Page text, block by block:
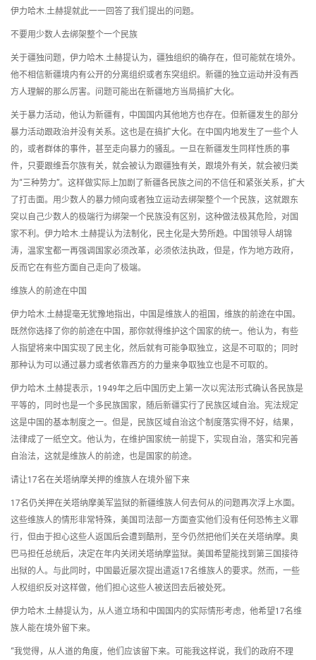
伊力哈木.土赫提就此一一回答了我们提出的问题。
不要用少数人去绑架整个一个民族
关于疆独问题，伊力哈木.土赫提认为，疆独组织的确存在，但可能就在境外。
他不相信新疆境内有公开的分离组织或者东突组织。新疆的独立运动并没有西
方人理解的那么厉害。问题可能出在新疆地方当局搞扩大化。
关于暴力活动，他认为新疆有，中国国内其他地方也存在。但新疆发生的部分
暴力活动跟政治并没有关系。这也是在搞扩大化。在中国内地发生了一些个人
的，或者群体的事件，甚至走向暴力的骚乱。一旦在新疆发生同样性质的事
件，只要跟维吾尔族有关，就会被认为跟疆独有关，跟境外有关，就会被归类
为“三种势力”。这样做实际上加剧了新疆各民族之间的不信任和紧张关系，扩大
了打击面。用少数人的暴力倾向或者独立运动去绑架整个一个民族，这就跟东
突以自己少数人的极端行为绑架一个民族没有区别，这种做法极其危险，对国
家不利。伊力哈木.土赫提认为法制化，民主化是大势所趋。中国领导人胡锦
涛，温家宝都一再强调国家必须改革，必须依法执政，但是，作为地方政府，
反而它在有些方面自己走向了极端。
维族人的前途在中国
伊力哈木.土赫提毫无犹豫地指出，中国是维族人的祖国，维族的前途在中国。
既然你选择了你的前途在中国，那你就得维护这个国家的统一。他认为，有些
人指望将来中国实现了民主化，然后就有可能争取独立，这是不可取的；同时
那种认为可以通过暴力或者依靠西方的力量来争取独立也是不可取的。
伊力哈木.土赫提表示，1949年之后中国历史上第一次以宪法形式确认各民族是
平等的，同时也是一个多民族国家，随后新疆实行了民族区域自治。宪法规定
这是中国的基本制度之一。但是，民族区域自治这个制度落实得不好，结果，
法律成了一纸空文。他认为，在维护国家统一前提下，实现自治，落实和完善
自治法，这就是维族人的前途，也是国家的前途。
请让17名在关塔纳摩关押的维族人在境外留下来
17名仍关押在关塔纳摩美军监狱的新疆维族人何去何从的问题再次浮上水面。
这些维族人的情形非常特殊，美国司法部一方面查实他们没有任何恐怖主义罪
行，但由于担心这些人返国后会遭到酷刑，至今仍然把他们关在关塔纳摩。奥
巴马担任总统后，决定在年内关闭关塔纳摩监狱。美国希望能找到第三国接待
出狱的人。与此同时，中国最近屡次提出遣返17名维族人的要求。然而，一些
人权组织反对这样做，他们担心这些人被送回去后被处死。
伊力哈木.土赫提认为，从人道立场和中国国内的实际情形考虑，他希望17名维
族人能在境外留下来。
“我觉得，从人道的角度，他们应该留下来。可能我这样说，我们的政府不理